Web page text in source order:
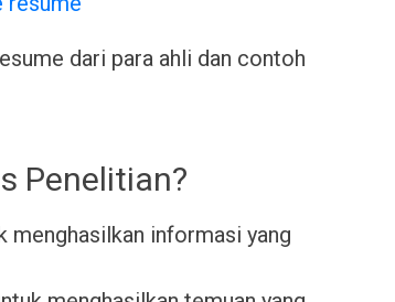
dari para ahli dan contoh
Penelitian?
menghasilkan informasi yang